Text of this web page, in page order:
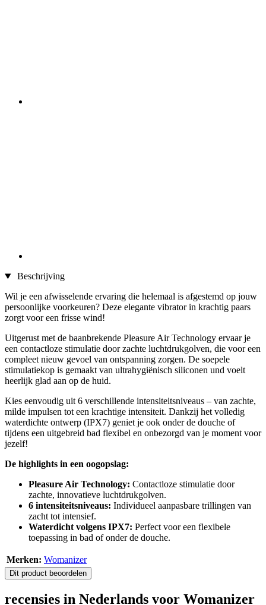
Beschrijving
Wil je een afwisselende ervaring die helemaal is afgestemd op jouw
persoonlijke voorkeuren? Deze elegante vibrator in krachtig paars
zorgt voor een frisse wind!
Uitgerust met de baanbrekende Pleasure Air Technology ervaar je
een contactloze stimulatie door zachte luchtdrukgolven, die voor een
compleet nieuw gevoel van ontspanning zorgen. De soepele
stimulatiekop is gemaakt van ultrahygiënisch siliconen und voelt
heerlijk glad aan op de huid.
Kies eenvoudig uit 6 verschillende intensiteitsniveaus – van zachte,
milde impulsen tot een krachtige intensiteit. Dankzij het volledig
waterdichte ontwerp (IPX7) geniet je ook onder de douche of
tijdens een uitgebreid bad flexibel en onbezorgd van je moment voor
jezelf!
De highlights in een oogopslag:
Pleasure Air Technology: Contactloze stimulatie door
zachte, innovatieve luchtdrukgolven.
6 intensiteitsniveaus: Individueel aanpasbare trillingen van
zacht tot intensief.
Waterdicht volgens IPX7: Perfect voor een flexibele
toepassing in bad of onder de douche.
Merken: Womanizer
Dit product beoordelen
recensies in Nederlands voor Womanizer